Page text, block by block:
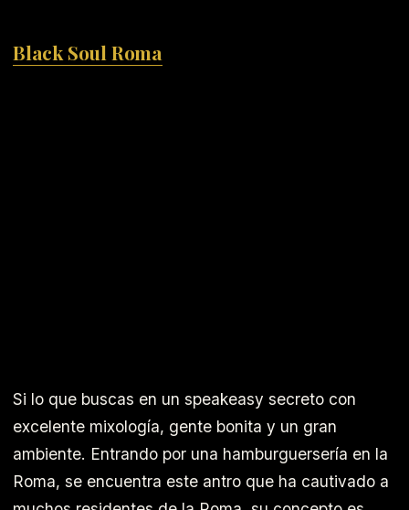
Black Soul Roma
Si lo que buscas en un speakeasy secreto con
excelente mixología, gente bonita y un gran
ambiente. Entrando por una hamburguersería en la
Roma, se encuentra este antro que ha cautivado a